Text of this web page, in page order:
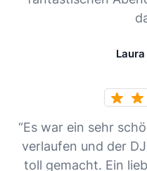
“Es war ein sehr
verlaufen und der
toll gemacht. Ein